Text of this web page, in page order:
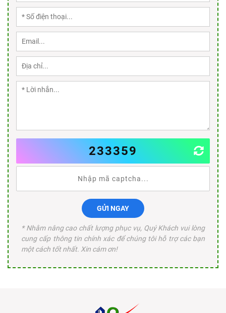
233359
GỬI NGAY
* Nhằm nâng cao chất lượng phục vụ, Quý Khách vui lòng
cung cấp thông tin chính xác để chúng tôi hỗ trợ các bạn
một cách tốt nhất. Xin cám ơn!